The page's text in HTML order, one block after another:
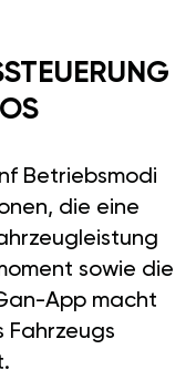
Betriebsmodi
die eine
sowie die
App macht
Fahrzeugs